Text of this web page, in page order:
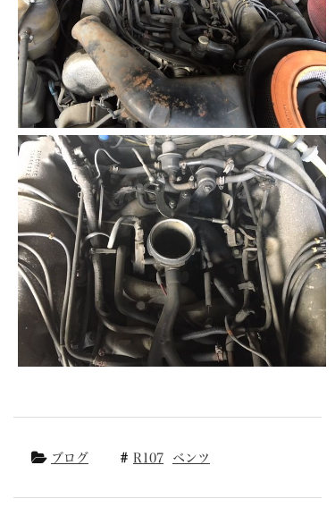
ブログ R107 ベンツ